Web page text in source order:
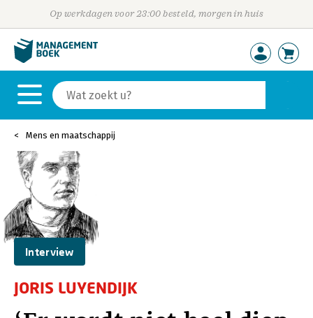
Op werkdagen voor 23:00 besteld, morgen in huis
Mens en maatschappij
Interview
JORIS LUYENDIJK